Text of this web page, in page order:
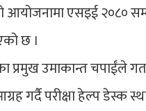
एसइई २०८०
छ ।
उमाकान्त चपाईंले गत
गर्दै परीक्षा हेल्प डेस्क